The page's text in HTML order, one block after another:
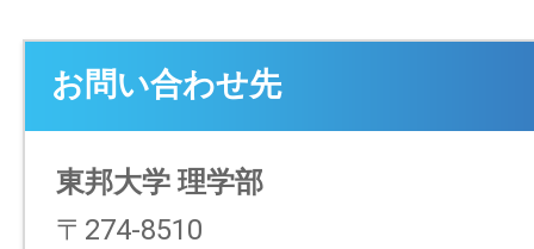
お問い合わせ先
東邦大学 理学部
〒274-8510